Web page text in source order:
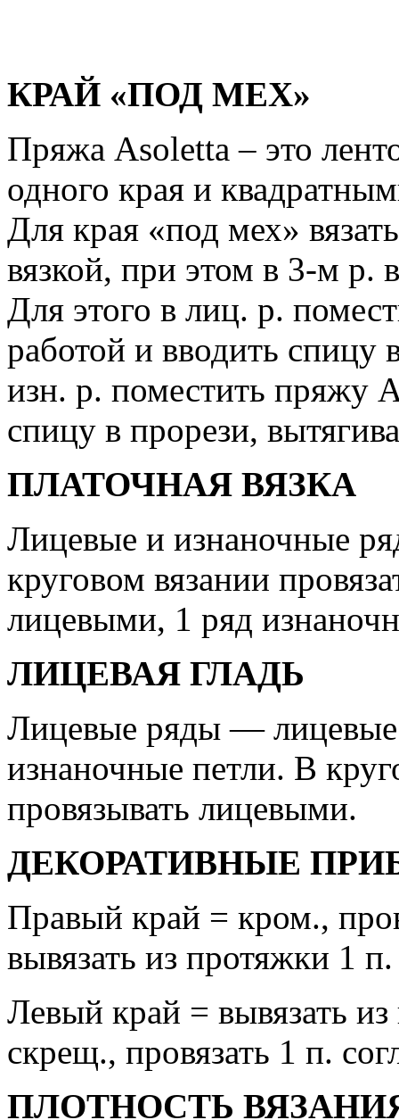
КРАЙ «ПОД МЕХ»
Пряжа Asoletta – это
одного края и
Для края «под мех»
вязкой, при этом в 3-м р.
Для этого в лиц. р.
работой и вводить спицу
изн. р. поместить пряжу
спицу в прорези,
ПЛАТОЧНАЯ ВЯЗКА
Лицевые и изнаночные
круговом вязании
лицевыми, 1 ряд
ЛИЦЕВАЯ ГЛАДЬ
Лицевые ряды —
изнаночные петли. В
провязывать лицевыми.
ДЕКОРАТИВНЫЕ
Правый край = кром.,
вывязать из протяжки 1
Левый край = вывязать
скрещ., провязать 1 п.
ПЛОТНОСТЬ